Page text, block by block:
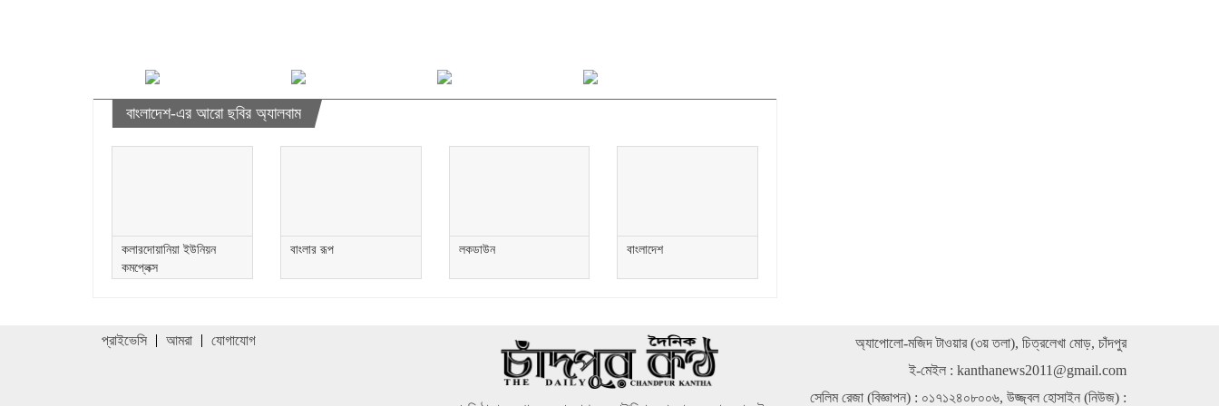
বাংলাদেশ-এর আরো ছবির অ্যালবাম
কলারদোয়ানিয়া ইউনিয়ন
কমপ্লেক্স
বাংলার রূপ লকডাউন বাংলাদেশ
প্রতিষ্ঠাবার্ষিকী পালনকল্পে জেলা গণফোরামের আলোচনা সভা
গণি মডেল উচ্চ বিদ্যালয়ে বৃত্তিপ্রাপ্তদের সংবর্ধনা ও অভিভাবক
সমাবেশ
প্রাইভেসি আমরা যোগাযোগ
অ্যাপোলো-মজিদ টাওয়ার (৩য় তলা), চিত্রলেখা মোড়, চাঁদপুর
ই-মেইল : kanthanews2011@gmail.com
সেলিম রেজা (বিজ্ঞাপন) : ০১৭১২৪০৮০০৬, উজ্জ্বল হোসাইন (নিউজ) :